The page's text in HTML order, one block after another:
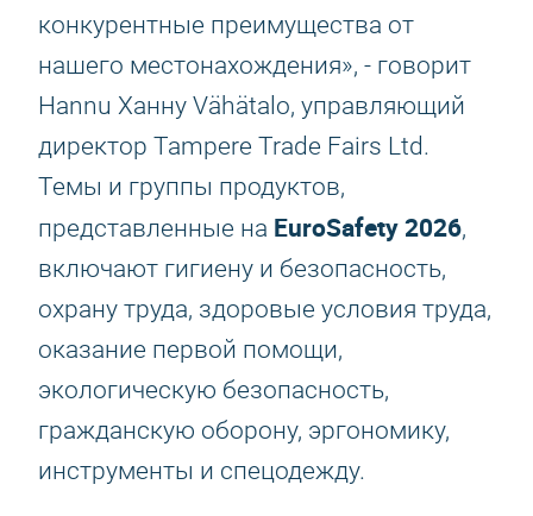
конкурентные преимущества от
нашего местонахождения», - говорит
Hannu Ханну Vähätalo, управляющий
директор Tampere Trade Fairs Ltd.
Темы и группы продуктов,
представленные на EuroSafety 2026,
включают гигиену и безопасность,
охрану труда, здоровые условия труда,
оказание первой помощи,
экологическую безопасность,
гражданскую оборону, эргономику,
инструменты и спецодежду.